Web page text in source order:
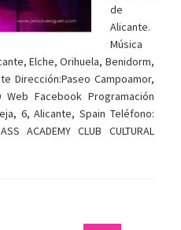
de
Alicante.
Música
Elche, Orihuela, Benidorm,
Dirección:Paseo Campoamor,
Facebook Programación
6, Alicante, Spain Teléfono:
ACADEMY CLUB CULTURAL